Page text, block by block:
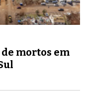
mortos em